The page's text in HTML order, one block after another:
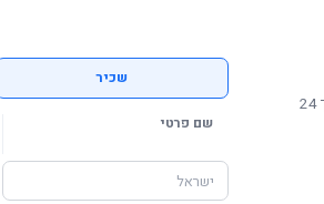
תשואה מוכחת, דמי ניהול תחרותיים ושירות מקצועי. נחזור אליכם תוך 24
שכיר
שם פרטי